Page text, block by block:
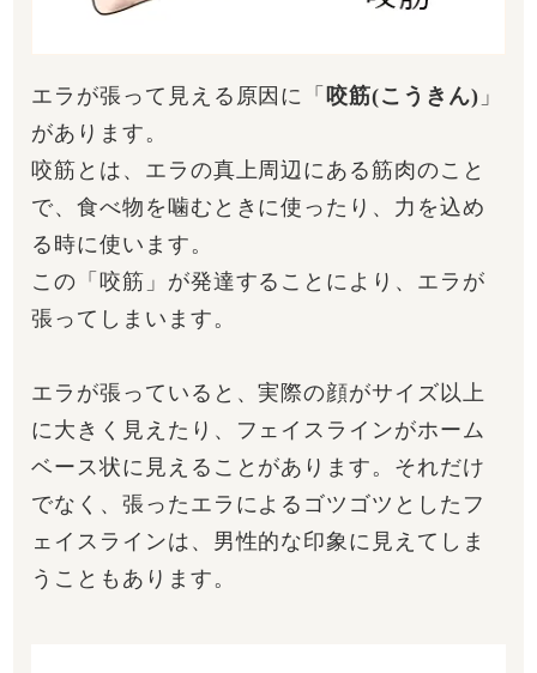
エラが張って見える原因に「咬筋(こうきん) 」
があります。
咬筋とは、エラの真上周辺にある筋肉のこと
で、食べ物を噛むときに使ったり、力を込め
る時に使います。
この「咬筋」が発達することにより、エラが
張ってしまいます。
エラが張っていると、実際の顔がサイズ以上
に大きく見えたり、フェイスラインがホーム
ベース状に見えることがあります。それだけ
でなく、張ったエラによるゴツゴツとしたフ
ェイスラインは、男性的な印象に見えてしま
うこともあります。